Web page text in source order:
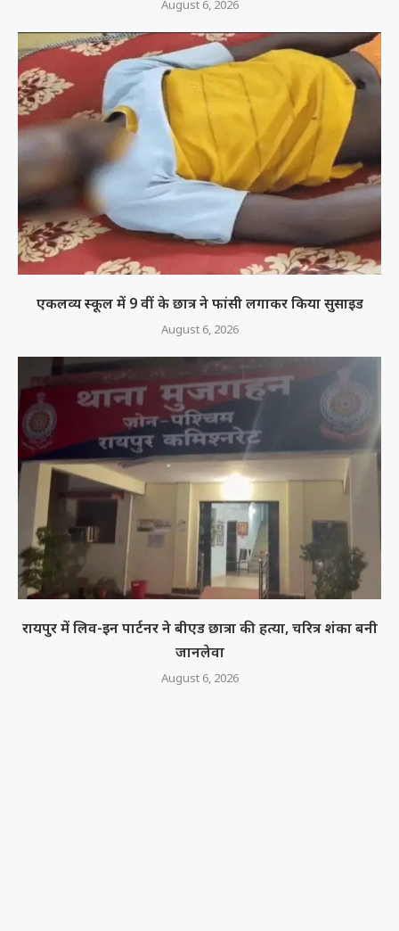
August 6, 2026
एकलव्य स्कूल में 9 वीं के छात्र ने फांसी लगाकर किया सुसाइड
August 6, 2026
रायपुर में लिव-इन पार्टनर ने बीएड छात्रा की हत्या, चरित्र शंका बनी
जानलेवा
August 6, 2026